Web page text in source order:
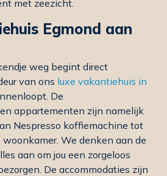
met zeezicht.
Egmond aan
weg begint direct
van ons luxe vakantiehuis in
De
appartementen zijn namelijk
Nespresso koffiemachine tot
We denken aan de
aan om jou een zorgeloos
De accommodaties zijn